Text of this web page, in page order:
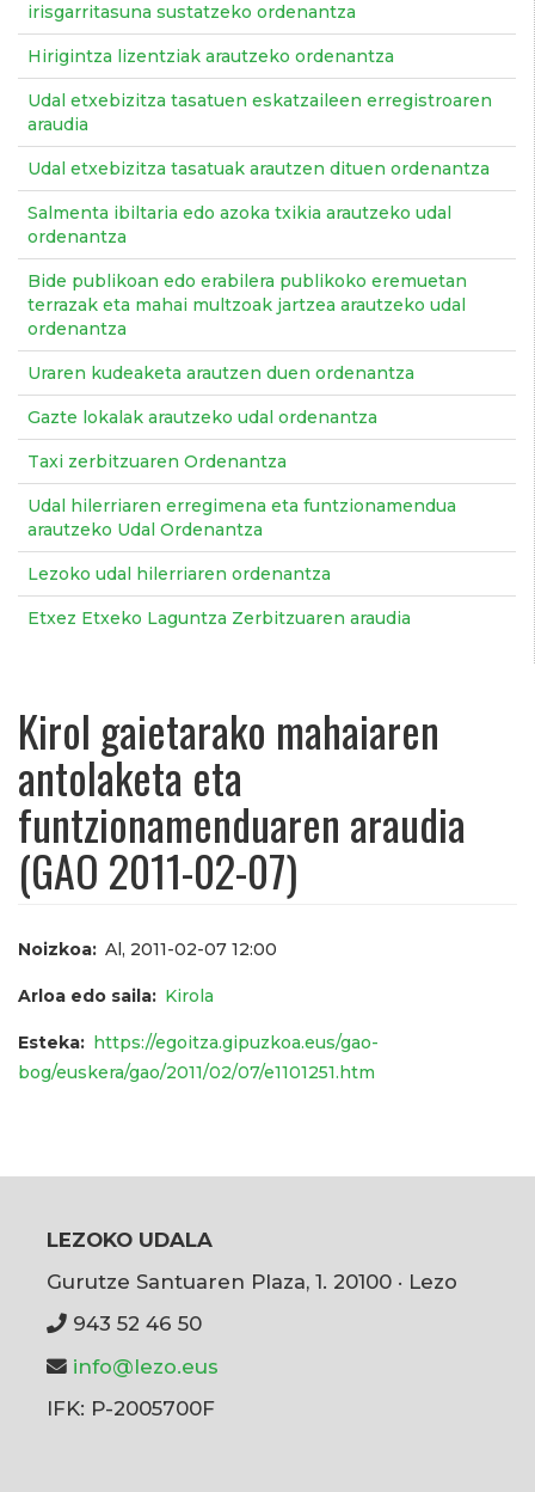
irisgarritasuna sustatzeko ordenantza
Hirigintza lizentziak arautzeko ordenantza
Udal etxebizitza tasatuen eskatzaileen erregistroaren
araudia
Udal etxebizitza tasatuak arautzen dituen ordenantza
Salmenta ibiltaria edo azoka txikia arautzeko udal
ordenantza
Bide publikoan edo erabilera publikoko eremuetan
terrazak eta mahai multzoak jartzea arautzeko udal
ordenantza
Uraren kudeaketa arautzen duen ordenantza
Gazte lokalak arautzeko udal ordenantza
Taxi zerbitzuaren Ordenantza
Udal hilerriaren erregimena eta funtzionamendua
arautzeko Udal Ordenantza
Lezoko udal hilerriaren ordenantza
Etxez Etxeko Laguntza Zerbitzuaren araudia
Kirol gaietarako mahaiaren
antolaketa eta
funtzionamenduaren araudia
(GAO 2011-02-07)
Noizkoa Al, 2011-02-07 12:00
Arloa edo saila Kirola
Esteka
https://egoitza.gipuzkoa.eus/gao-
bog/euskera/gao/2011/02/07/e1101251.htm
LEZOKO UDALA
Gurutze Santuaren Plaza, 1. 20100 · Lezo
943 52 46 50
info@lezo.eus
IFK: P-2005700F